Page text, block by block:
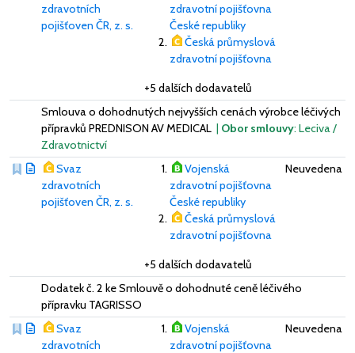
zdravotních
pojišťoven ČR, z. s.
zdravotní pojišťovna
České republiky
Česká průmyslová
zdravotní pojišťovna
+5 dalších dodavatelů
Smlouva o dohodnutých nejvyšších cenách výrobce léčivých
přípravků PREDNISON AV MEDICAL | Obor smlouvy: Leciva /
Zdravotnictví
Svaz
zdravotních
pojišťoven ČR, z. s.
Vojenská
zdravotní pojišťovna
České republiky
Česká průmyslová
zdravotní pojišťovna
+5 dalších dodavatelů
Neuvedena
Dodatek č. 2 ke Smlouvě o dohodnuté ceně léčivého
přípravku TAGRISSO
Svaz
zdravotních
Vojenská
zdravotní pojišťovna
Neuvedena